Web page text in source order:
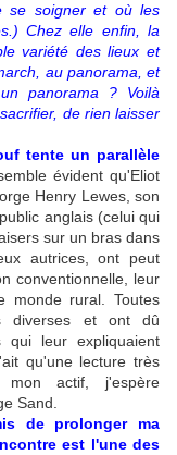
se soigner et où les
Chez elle enfin, la
variété des lieux et
au panorama, et
panorama ? Voilà
de rien laisser
tente un parallèle
évident qu'Eliot
Henry Lewes, son
anglais (celui qui
sur un bras dans
autrices, ont peut
conventionnelle, leur
monde rural. Toutes
diverses et ont dû
qui leur expliquaient
qu'une lecture très
actif, j'espère
Sand.
de prolonger ma
est l'une des